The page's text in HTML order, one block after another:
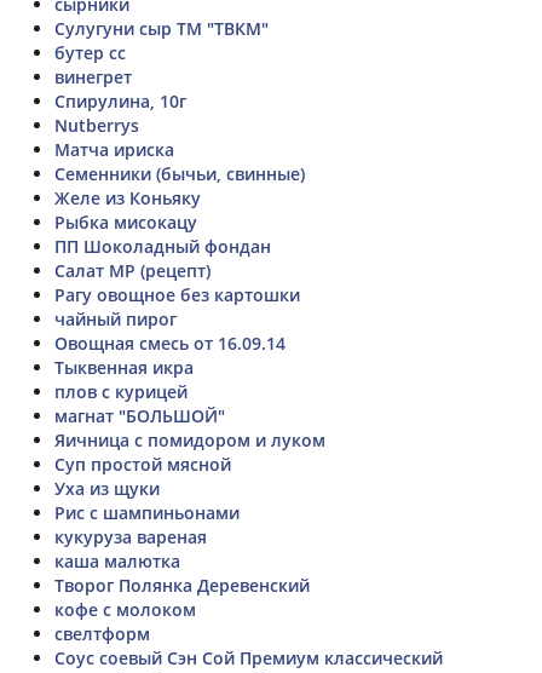
Сулугуни сыр ТМ "ТВКМ"
бутер сс
винегрет
Спирулина, 10г
Nutberrys
Матча ириска
Семенники (бычьи, свинные)
Желе из Коньяку
Рыбка мисокацу
ПП Шоколадный фондан
Салат МР (рецепт)
Рагу овощное без картошки
чайный пирог
Овощная смесь от 16.09.14
Тыквенная икра
плов с курицей
магнат "БОЛЬШОЙ"
Яичница с помидором и луком
Суп простой мясной
Уха из щуки
Рис с шампиньонами
кукуруза вареная
каша малютка
Творог Полянка Деревенский
кофе с молоком
свелтформ
Соус соевый Сэн Сой Премиум классический